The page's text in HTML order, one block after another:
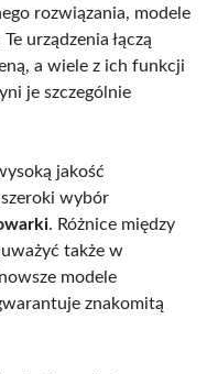
rozwiązania, modele
urządzenia łączą
a wiele z ich funkcji
je szczególnie
jakość
wybór
. Różnice między
także w
modele
znakomitą